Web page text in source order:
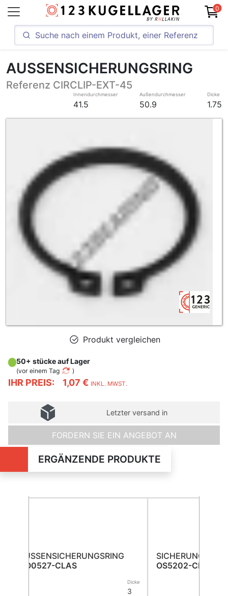
0
AUSSENSICHERUNGSRING
Referenz CIRCLIP-EXT-45
Innendurchmesser
41.5
Außendurchmesser
50.9
Dicke
1.75
Produkt vergleichen
IHR PREIS: 1,07 € INKL. MWST.
50+ stücke auf Lager
(vor einem Tag )
Letzter versand in
FORDERN SIE EIN ANGEBOT AN
ERGÄNZENDE PRODUKTE
AUSSENSICHERUNGSRING
CO0527-CLAS
Dicke
3
OS5202-CLAS